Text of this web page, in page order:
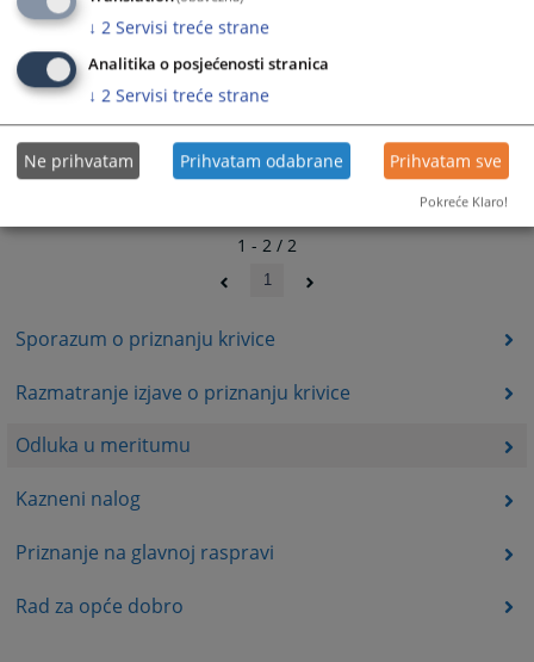
Sporazum o priznanju krivice
Razmatranje izjave o priznanju krivice
Odluka u meritumu
Kazneni nalog
Priznanje na glavnoj raspravi
Rad za opće dobro
changing
dates.
changing
dates.
1 - 2 / 2
1
↓ 2 Servisi treće strane
Analitika o posjećenosti stranica
↓ 2 Servisi treće strane
Ne prihvatam Prihvatam odabrane Prihvatam sve
Pokreće Klaro!